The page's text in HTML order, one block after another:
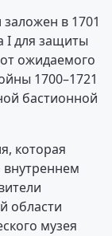
в 1701
I для защиты
ожидаемого
1700–1721
бастионной
которая
внутреннем
области
музея